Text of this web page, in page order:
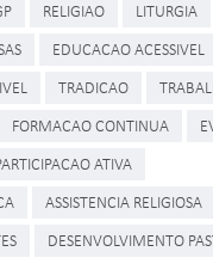
RELIGIAO
LITURGIA
EDUCACAO ACESSIVEL
TRADICAO
FORMACAO CONTINUA
ATIVA
ASSISTENCIA RELIGIOSA
DESENVOLVIMENTO